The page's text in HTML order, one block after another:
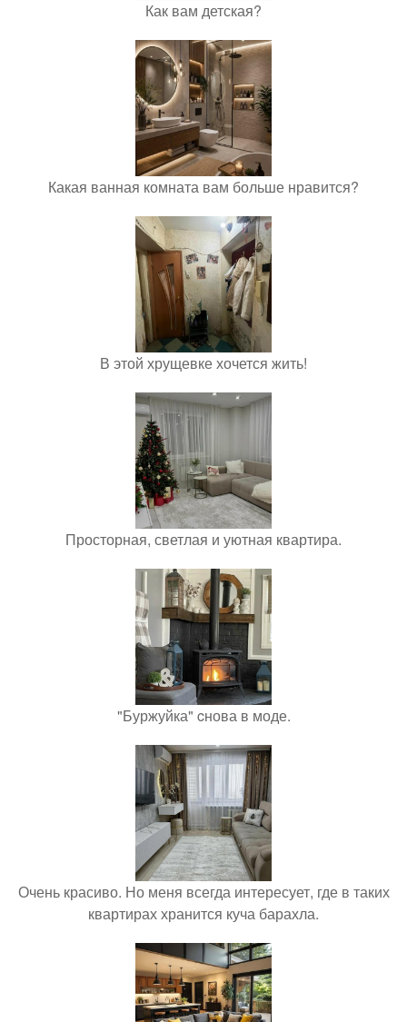
Как вам детская?
Какая ванная комната вам больше нравится?
В этой хрущевке хочется жить!
Просторная, светлая и уютная квартира.
"Буржуйка" cнова в моде.
Очень красиво. Но меня всегда интересует, где в таких
квартирах хранится куча барахла.